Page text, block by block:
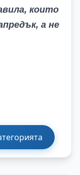
които
а не